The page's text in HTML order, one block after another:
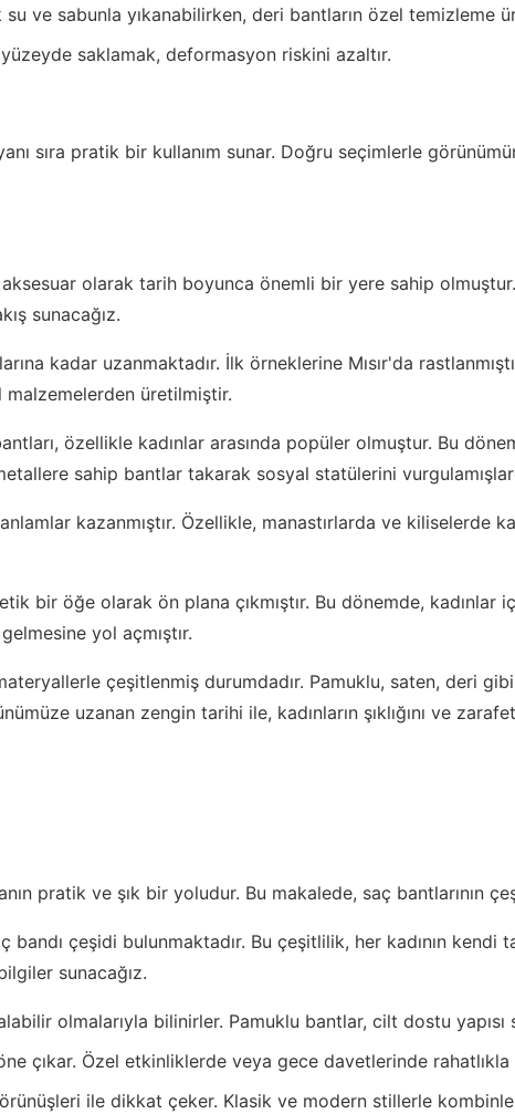
su ve sabunla yıkanabilirken, deri bantların özel temizleme
yüzeyde saklamak, deformasyon riskini azaltır.
sıra pratik bir kullanım sunar. Doğru seçimlerle
olarak tarih boyunca önemli bir yere sahip
sunacağız.
kadar uzanmaktadır. İlk örneklerine Mısır'da
üretilmiştir.
özellikle kadınlar arasında popüler olmuştur. Bu
sahip bantlar takarak sosyal statülerini
kazanmıştır. Özellikle, manastırlarda ve kiliselerde
bir öğe olarak ön plana çıkmıştır. Bu dönemde,
yol açmıştır.
çeşitlenmiş durumdadır. Pamuklu, saten, deri
uzanan zengin tarihi ile, kadınların şıklığını ve
pratik ve şık bir yoludur. Bu makalede, saç bantlarının
çeşidi bulunmaktadır. Bu çeşitlilik, her kadının kendi
sunacağız.
olmalarıyla bilinirler. Pamuklu bantlar, cilt dostu
çıkar. Özel etkinliklerde veya gece davetlerinde
görünüşleri ile dikkat çeker. Klasik ve modern stillerle